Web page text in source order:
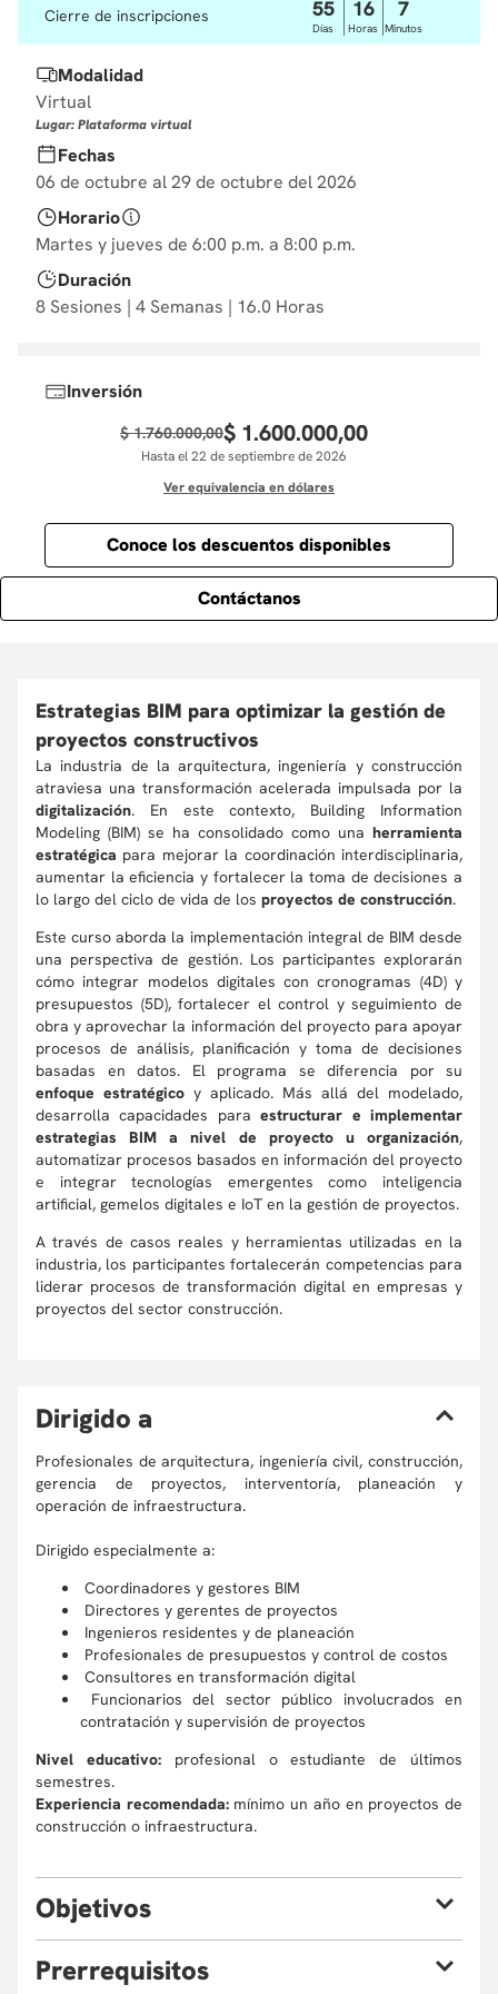
derecho
Cierre de inscripciones 55
Días
16
Horas
7
Minutos
Modalidad
Virtual
Lugar: Plataforma virtual
Fechas
06 de octubre al 29 de octubre del 2026
Horario
Martes y jueves de 6:00 p.m. a 8:00 p.m.
Duración
8 Sesiones | 4 Semanas | 16.0 Horas
Inversión
$ 1.760.000,00$ 1.600.000,00
Hasta el 22 de septiembre de 2026
Ver equivalencia en dólares
Conoce los descuentos disponibles
Contáctanos
Estrategias BIM para optimizar la gestión de
proyectos constructivos
La industria de la arquitectura, ingeniería y construcción
atraviesa una transformación acelerada impulsada por la
digitalización. En este contexto, Building Information
Modeling (BIM) se ha consolidado como una herramienta
estratégica para mejorar la coordinación interdisciplinaria,
aumentar la eficiencia y fortalecer la toma de decisiones a
lo largo del ciclo de vida de los proyectos de construcción.
Este curso aborda la implementación integral de BIM desde
una perspectiva de gestión. Los participantes explorarán
cómo integrar modelos digitales con cronogramas (4D) y
presupuestos (5D), fortalecer el control y seguimiento de
obra y aprovechar la información del proyecto para apoyar
procesos de análisis, planificación y toma de decisiones
basadas en datos. El programa se diferencia por su
enfoque estratégico y aplicado. Más allá del modelado,
desarrolla capacidades paraestructurar e implementar
estrategias BIM a nivel de proyecto u organización,
automatizar procesos basados en información del proyecto
e integrar tecnologías emergentes como inteligencia
artificial, gemelos digitales e IoT en la gestión de proyectos.
A través de casos reales y herramientas utilizadas en la
industria, los participantes fortalecerán competencias para
liderar procesos de transformación digital en empresas y
proyectos del sector construcción.
Dirigido a
Profesionales de arquitectura, ingeniería civil, construcción,
gerencia de proyectos, interventoría, planeación y
operación de infraestructura.
Dirigido especialmente a:
Coordinadores y gestores BIM
Directores y gerentes de proyectos
Ingenieros residentes y de planeación
Profesionales de presupuestos y control de costos
Consultores en transformación digital
Funcionarios del sector público involucrados en
contratación y supervisión de proyectos
Nivel educativo:profesional o estudiante de últimos
semestres.
Experiencia recomendada:mínimo un año en proyectos de
construcción o infraestructura.
Objetivos
Prerrequisitos